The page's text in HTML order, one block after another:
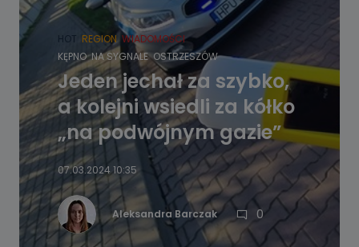
HOT REGION WIADOMOŚCI
KĘPNO NA SYGNALE OSTRZESZÓW
Jeden jechał za szybko,
a kolejni wsiedli za kółko
„na podwójnym gazie”
07.03.2024 10:35
Aleksandra Barczak 0